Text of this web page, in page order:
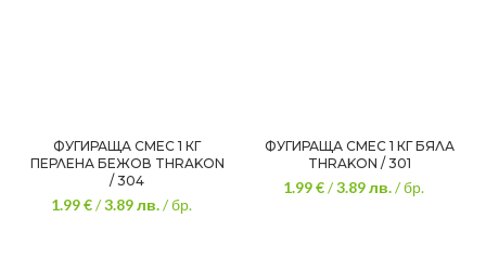
ФУГИРАЩА СМЕС 1 КГ
ПЕРЛЕНА БЕЖОВ THRAKON
/ 304
1.99 €/3.89лв./ бр.
ФУГИРАЩА СМЕС 1 КГ БЯЛА
THRAKON / 301
1.99 €/3.89лв./ бр.